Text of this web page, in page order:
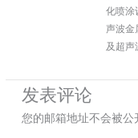
化喷涂
声波金
及超声
发表评论
您的邮箱地址不会被公